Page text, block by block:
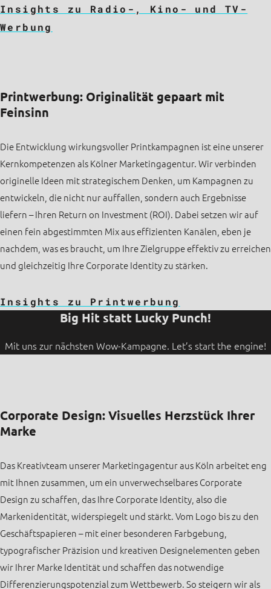
Insights zu Radio-, Kino- und TV-
Werbung
Printwerbung: Originalität gepaart mit
Feinsinn
Die Entwicklung wirkungsvoller Printkampagnen ist eine unserer
Kernkompetenzen als Kölner Marketingagentur. Wir verbinden
originelle Ideen mit strategischem Denken, um Kampagnen zu
entwickeln, die nicht nur auffallen, sondern auch Ergebnisse
liefern – Ihren Return on Investment (ROI). Dabei setzen wir auf
einen fein abgestimmten Mix aus effizienten Kanälen, eben je
nachdem, was es braucht, um Ihre Zielgruppe effektiv zu erreichen
und gleichzeitig Ihre Corporate Identity zu stärken.
Insights zu Printwerbung
Big Hit statt Lucky Punch!
Mit uns zur nächsten Wow-Kampagne. Let’s start the engine!
Corporate Design: Visuelles Herzstück Ihrer
Marke
Das Kreativteam unserer Marketingagentur aus Köln arbeitet eng
mit Ihnen zusammen, um ein unverwechselbares Corporate
Design zu schaffen, das Ihre Corporate Identity, also die
Markenidentität, widerspiegelt und stärkt. Vom Logo bis zu den
Geschäftspapieren – mit einer besonderen Farbgebung,
typografischer Präzision und kreativen Designelementen geben
wir Ihrer Marke Identität und schaffen das notwendige
Differenzierungspotenzial zum Wettbewerb. So steigern wir als